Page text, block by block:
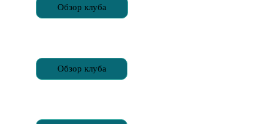
Обзор клуба
Обзор клуба